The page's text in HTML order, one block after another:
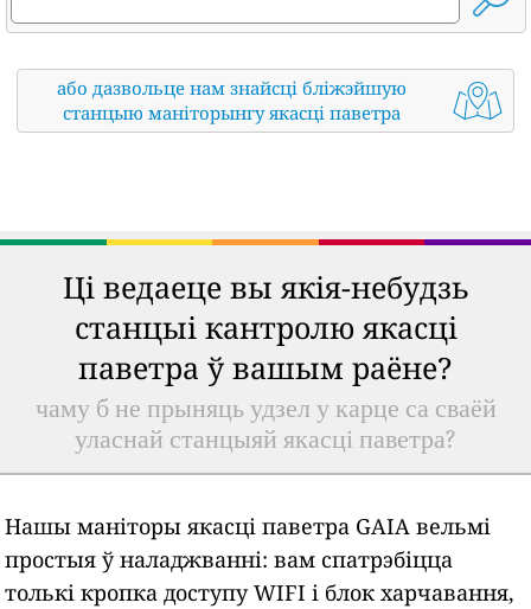
або дазвольце нам знайсці бліжэйшую
станцыю маніторынгу якасці паветра
Ці ведаеце вы якія-небудзь
станцыі кантролю якасці
паветра ў вашым раёне?
чаму б не прыняць удзел у карце са сваёй
уласнай станцыяй якасці паветра?
Нашы маніторы якасці паветра GAIA вельмі
простыя ў наладжванні: вам спатрэбіцца
толькі кропка доступу WIFI і блок харчавання,